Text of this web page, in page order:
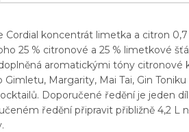
Cordial koncentrát limetka a citron
25 % citronové a 25 % limetkové
aromatickými tóny citronové
Gimletu, Margarity, Mai Tai, Gin
Doporučené ředění je jeden
ředění připravit přibližně 4,2 L